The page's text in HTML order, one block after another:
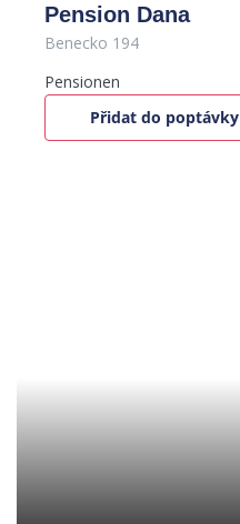
Pension Dana
Benecko 194
Pensionen
Přidat do poptávky